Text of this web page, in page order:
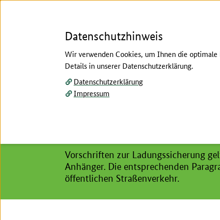
Menü
Vorschriften zur Ladungssicherung
Anhänger. Die entsprechenden
öffentlichen Straßenverkehr.
Datenschutzhinweis
Wir verwenden Cookies, um Ihnen die
Details in unserer Datenschutzerklärung.
Datenschutzerklärung
Impressum